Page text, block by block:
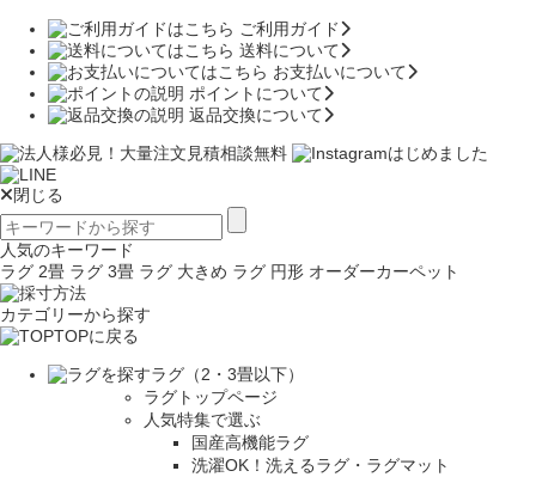
ご利用ガイド
送料について
お支払いについて
ポイントについて
返品交換について
閉じる
人気のキーワード
ラグ 2畳 ラグ 3畳 ラグ 大きめ ラグ 円形 オーダーカーペット
カテゴリーから探す
TOPに戻る
ラグ（2・3畳以下）
ラグトップページ
人気特集で選ぶ
国産高機能ラグ
洗濯OK！洗えるラグ・ラグマット